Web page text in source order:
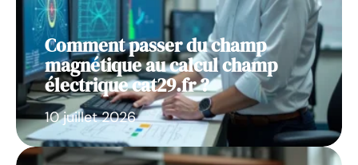
Comment passer du champ
magnétique au calcul champ
électrique cat29.fr ?
10 juillet 2026